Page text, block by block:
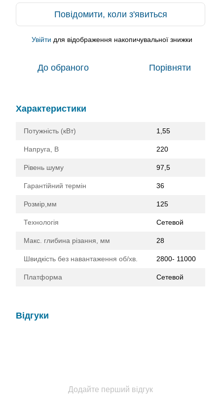
Повідомити, коли з'явиться
Увійти для відображення накопичувальної знижки
До обраного Порівняти
Характеристики
Потужність (кВт) 1,55
Напруга, В 220
Рівень шуму 97,5
Гарантійний термін 36
Розмір,мм 125
Технологія Сетевой
Макс. глибина різання, мм 28
Швидкість без навантаження об/хв. 2800- 11000
Платформа Сетевой
Відгуки
Додайте перший відгук